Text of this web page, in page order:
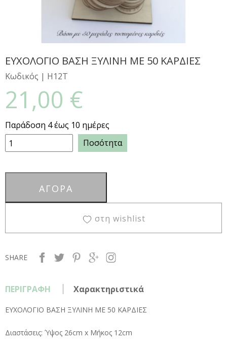
ΕΥΧΟΛΟΓΙΟ ΒΑΣΗ ΞΥΛΙΝΗ ΜΕ 50 ΚΑΡΔΙΕΣ
Κωδικός | Η12Τ
21,00 €
Παράδοση 4 έως 10 ημέρες
Ποσότητα
στη wishlist
SHARE
ΠΕΡΙΓΡΑΦΗ Χαρακτηριστικά
ΕΥΧΟΛΟΓΙΟ ΒΑΣΗ ΞΥΛΙΝΗ ΜΕ 50 ΚΑΡΔΙΕΣ
Διαστάσεις: Ύψος 26cm x Μήκος 12cm